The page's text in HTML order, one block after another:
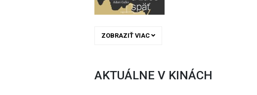
ZOBRAZIŤ VIAC
AKTUÁLNE V KINÁCH